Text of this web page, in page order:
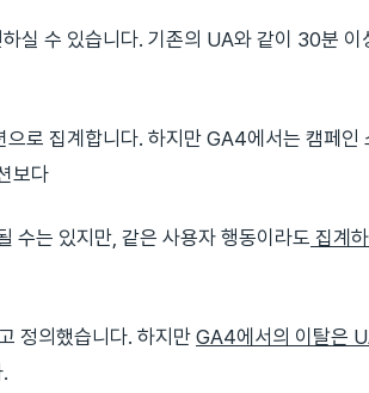
실 수 있습니다. 기존의 UA와 같이 30분 이
로 집계합니다. 하지만 GA4에서는 캠페인
보다
수는 있지만, 같은 사용자 행동이라도 집계
정의했습니다. 하지만 GA4에서의 이탈은